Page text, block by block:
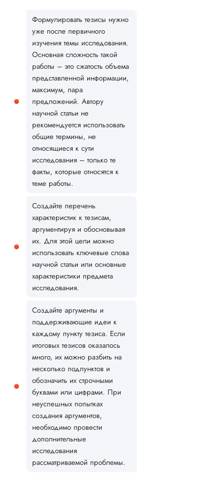
Формулировать тезисы нужно
уже после первичного
изучения темы исследования.
Основная сложность такой
работы – это сжатость объема
представленной информации,
максимум, пара
предложений. Автору
научной статьи не
рекомендуется использовать
общие термины, не
относящиеся к сути
исследования – только те
факты, которые относятся к
теме работы.
Создайте перечень
характеристик к тезисам,
аргументируя и обосновывая
их. Для этой цели можно
использовать ключевые слова
научной статьи или основные
характеристики предмета
исследования.
Создайте аргументы и
поддерживающие идеи к
каждому пункту тезиса. Если
итоговых тезисов оказалось
много, их можно разбить на
несколько подпунктов и
обозначить их строчными
буквами или цифрами. При
неуспешных попытках
создания аргументов,
необходимо провести
дополнительные
исследования
рассматриваемой проблемы.